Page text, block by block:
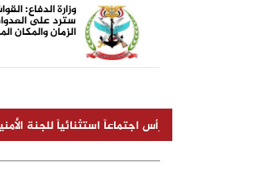
وزارة الدفاع:
سترد على
الزمان والمكان
يترأس اجتماعاً استثنائياً للجنة الأمنية بحضرموت